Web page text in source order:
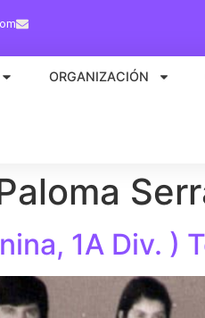
ORGANIZACIÓN
1A Div. )